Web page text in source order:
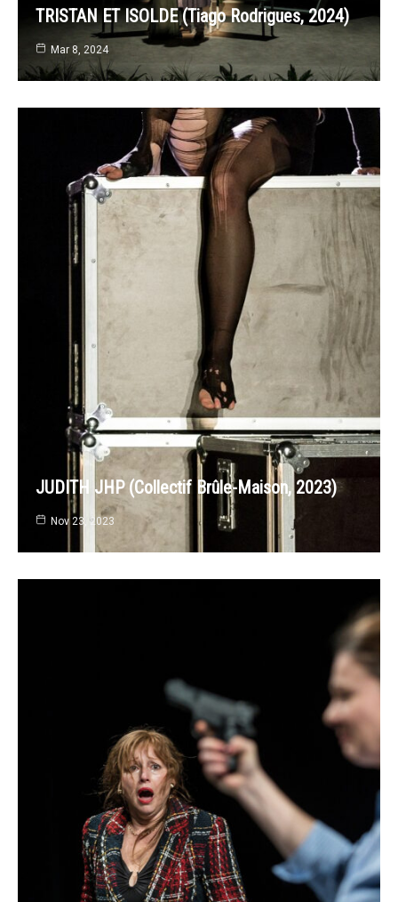
TRISTAN ET ISOLDE (Tiago Rodrigues, 2024)
Mar 8, 2024
JUDITH JHP (Collectif Brûle-Maison, 2023)
Nov 23, 2023